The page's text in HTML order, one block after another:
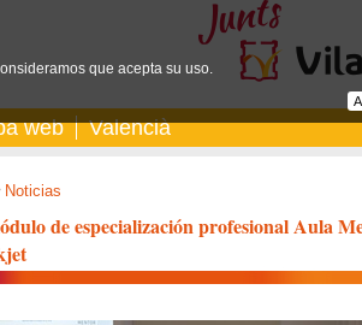
web Valencià
Noticias
de especialización profesional Aula
que acepta su uso.